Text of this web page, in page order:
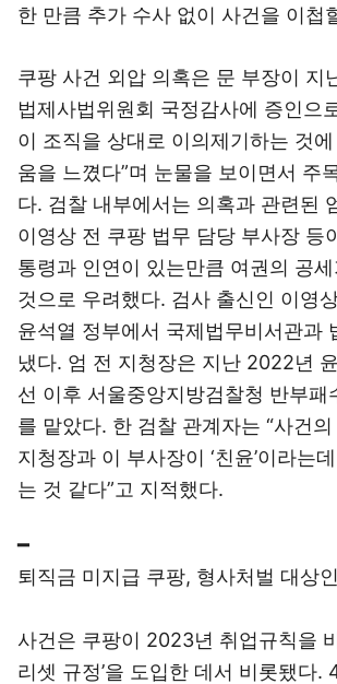
한 만큼 추가 수사 없이 사건을 이첩
쿠팡 사건 외압 의혹은 문 부장이 지
법제사법위원회 국정감사에 증인으
이 조직을 상대로 이의제기하는 것
움을 느꼈다”며 눈물을 보이면서 주
다. 검찰 내부에서는 의혹과 관련된
이영상 전 쿠팡 법무 담당 부사장 등
통령과 인연이 있는만큼 여권의 공
것으로 우려했다. 검사 출신인 이영
윤석열 정부에서 국제법무비서관과
냈다. 엄 전 지청장은 지난 2022년
선 이후 서울중앙지방검찰청 반부패
를 맡았다. 한 검찰 관계자는 “사건
지청장과 이 부사장이 ‘친윤’이라는
는 것 같다”고 지적했다.
━
퇴직금 미지급 쿠팡, 형사처벌 대상
사건은 쿠팡이 2023년 취업규칙을
리셋 규정’을 도입한 데서 비롯됐다.